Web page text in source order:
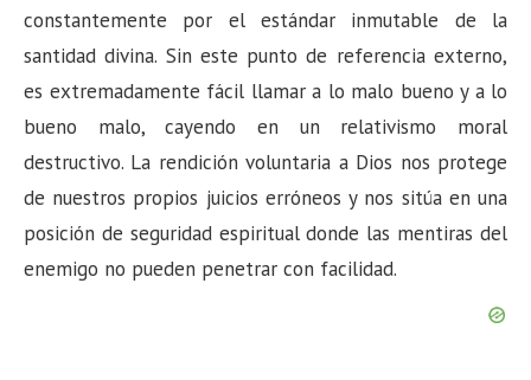
constantemente por el estándar inmutable de la
santidad divina. Sin este punto de referencia externo,
es extremadamente fácil llamar a lo malo bueno y a lo
bueno malo, cayendo en un relativismo moral
destructivo. La rendición voluntaria a Dios nos protege
de nuestros propios juicios erróneos y nos sitúa en una
posición de seguridad espiritual donde las mentiras del
enemigo no pueden penetrar con facilidad.